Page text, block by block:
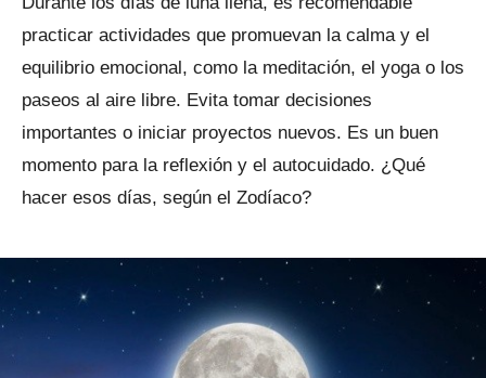
practicar actividades que promuevan la calma y el
equilibrio emocional, como la meditación, el yoga o los
paseos al aire libre. Evita tomar decisiones
importantes o iniciar proyectos nuevos. Es un buen
momento para la reflexión y el autocuidado. ¿Qué
hacer esos días, según el Zodíaco?